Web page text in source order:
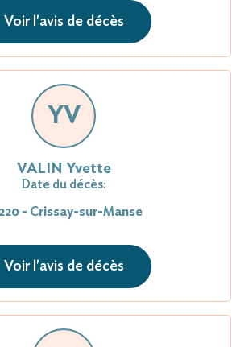
Voir l'avis de décès
YV
VALIN Yvette
Date du décès:
- Crissay-sur-Manse
Voir l'avis de décès